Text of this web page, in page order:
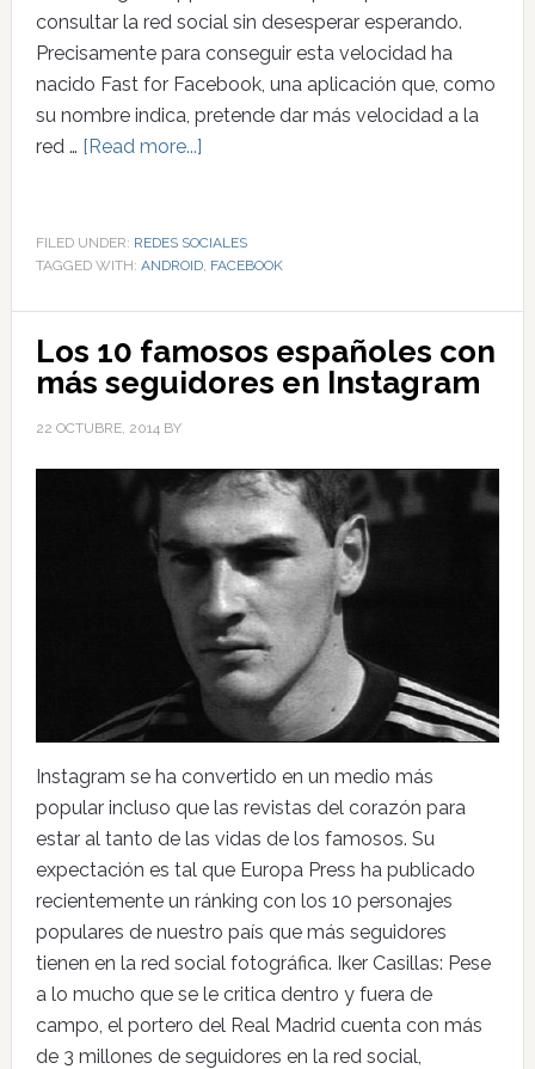
consultar la red social sin desesperar esperando.
Precisamente para conseguir esta velocidad ha
nacido Fast for Facebook, una aplicación que, como
su nombre indica, pretende dar más velocidad a la
red … [Read more...]
FILED UNDER: REDES SOCIALES
TAGGED WITH: ANDROID, FACEBOOK
Los 10 famosos españoles con
más seguidores en Instagram
22 OCTUBRE, 2014BY
Instagram se ha convertido en un medio más
popular incluso que las revistas del corazón para
estar al tanto de las vidas de los famosos. Su
expectación es tal que Europa Press ha publicado
recientemente un ránking con los 10 personajes
populares de nuestro país que más seguidores
tienen en la red social fotográfica. Iker Casillas: Pese
a lo mucho que se le critica dentro y fuera de
campo, el portero del Real Madrid cuenta con más
de 3 millones de seguidores en la red social,